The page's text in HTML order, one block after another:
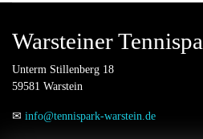
Warsteiner
Unterm Stillenberg 18
59581 Warstein
✉ info@tennispark-warstein.de